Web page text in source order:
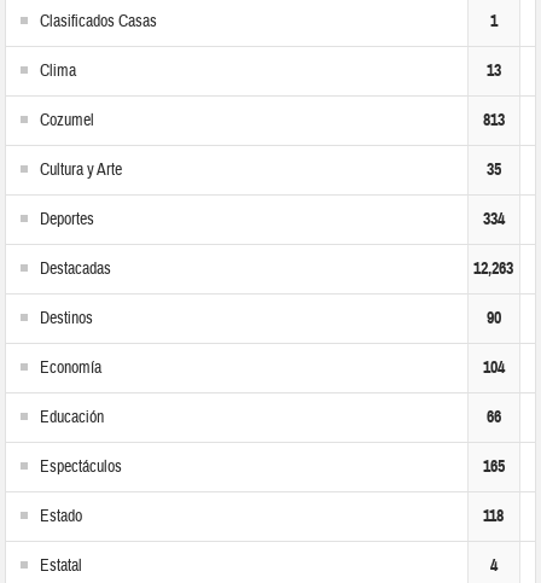
Clasificados Casas 1
Clima 13
Cozumel 813
Cultura y Arte 35
Deportes 334
Destacadas 12,263
Destinos 90
Economía 104
Educación 66
Espectáculos 165
Estado 118
Estatal 4